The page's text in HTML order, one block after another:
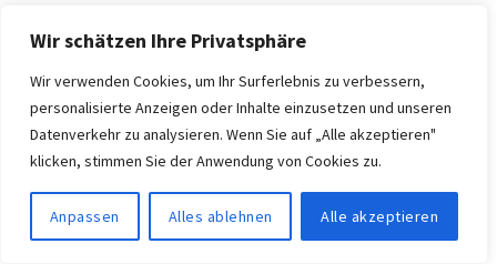
Wir schätzen Ihre Privatsphäre
Wir verwenden Cookies, um Ihr Surferlebnis zu verbessern,
personalisierte Anzeigen oder Inhalte einzusetzen und unseren
Datenverkehr zu analysieren. Wenn Sie auf „Alle akzeptieren"
klicken, stimmen Sie der Anwendung von Cookies zu.
Anpassen Alles ablehnen Alle akzeptieren
Ihren Beitrag für den Kuchenbäcker-Blog gelesen
habe.
Aber lest selbst: